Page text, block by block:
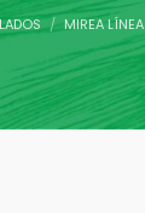
MIREA LÍNEA